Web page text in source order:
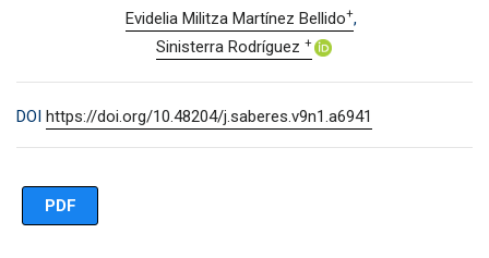
Evidelia Militza Martínez Bellido+
Sinisterra Rodríguez +
DOI https://doi.org/10.48204/j.saberes.v9n1.a6941
PDF